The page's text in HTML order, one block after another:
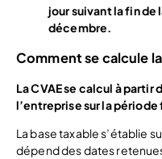
jour suivant la fin de
décembre.
Comment se calcule
La CVAE se calcul à
l’entreprise sur la période
La base taxable s’établie
dépend des dates